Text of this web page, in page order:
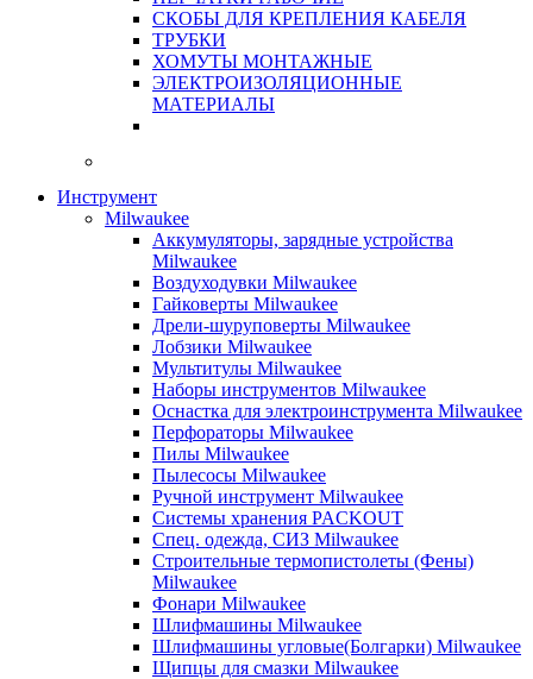
СКОБЫ ДЛЯ КРЕПЛЕНИЯ КАБЕЛЯ
ТРУБКИ
ХОМУТЫ МОНТАЖНЫЕ
ЭЛЕКТРОИЗОЛЯЦИОННЫЕ
МАТЕРИАЛЫ
Инструмент
Milwaukee
Аккумуляторы, зарядные устройства
Milwaukee
Воздуходувки Milwaukee
Гайковерты Milwaukee
Дрели-шуруповерты Milwaukee
Лобзики Milwaukee
Мультитулы Milwaukee
Наборы инструментов Milwaukee
Оснастка для электроинструмента Milwaukee
Перфораторы Milwaukee
Пилы Milwaukee
Пылесосы Milwaukee
Ручной инструмент Milwaukee
Системы хранения PACKOUT
Спец. одежда, СИЗ Milwaukee
Строительные термопистолеты (Фены)
Milwaukee
Фонари Milwaukee
Шлифмашины Milwaukee
Шлифмашины угловые(Болгарки) Milwaukee
Щипцы для смазки Milwaukee